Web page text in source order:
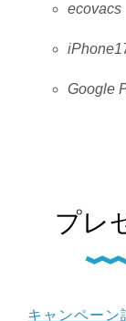
Google
プレ
キャンペーン